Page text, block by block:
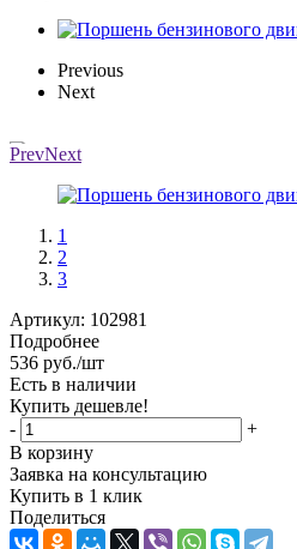
Previous
Next
PrevNext
1
2
3
Артикул: 102981
Подробнее
536 руб./шт
Есть в наличии
Купить дешевле!
-
+
В корзину
Заявка на консультацию
Купить в 1 клик
Поделиться